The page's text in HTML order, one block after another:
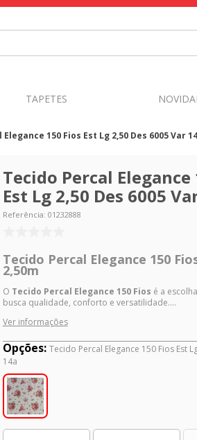
TAPETES
150 Fios Est Lg 2,50 Des 6005 Var
Tecido Percal Elegance
Est Lg 2,50 Des 6005
Referência: 01232888
Tecido Percal Elegance 150
2,50m
O Tecido Percal Elegance 150 Fios é a
busca qualidade, conforto e versatilidade....
Ver informações
Opções: Tecido Percal Elegance 150 Fios Est
14a